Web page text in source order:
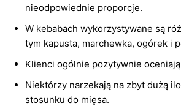
nieodpowiednie proporcje.
W kebabach wykorzystywane są
tym kapusta, marchewka, ogórek i
Klienci ogólnie pozytywnie
Niektórzy narzekają na zbyt dużą
stosunku do mięsa.